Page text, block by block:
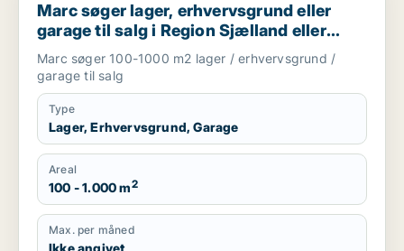
Marc søger lager, erhvervsgrund eller
garage til salg i Region Sjælland eller
Nordsjælland
Marc søger 100-1000 m2 lager / erhvervsgrund /
garage til salg
Type
Lager, Erhvervsgrund, Garage
Areal
100 - 1.000 m2
Max. per måned
Ikke angivet